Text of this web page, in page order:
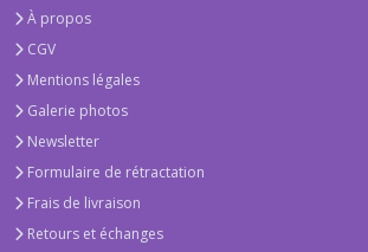
À propos
CGV
Mentions légales
Galerie photos
Newsletter
Formulaire de rétractation
Frais de livraison
Retours et échanges